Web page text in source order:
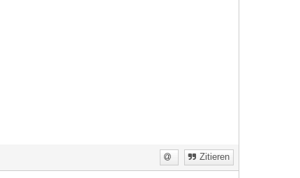
Zitieren